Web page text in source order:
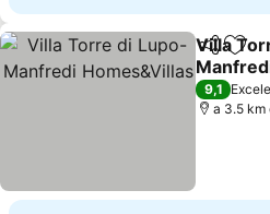
Partilhar
Villa
Ver
9,1
a 3.5 km